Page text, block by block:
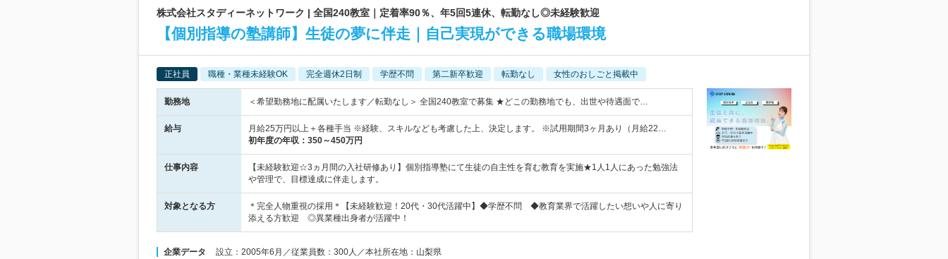
株式会社スタディーネットワーク | 全国240教室｜定着率90％、年5回5連休、転勤なし◎未経験歓迎
【個別指導の塾講師】生徒の夢に伴走｜自己実現ができる職場環境
正社員 職種・業種未経験OK 完全週休2日制 学歴不問 第二新卒歓迎 転勤なし 女性のおしごと掲載中
勤務地 ＜希望勤務地に配属いたします／転勤なし＞ 全国240教室で募集 ★どこの勤務地でも、出世や待遇面で…
給与
月給25万円以上＋各種手当 ※経験、スキルなども考慮した上、決定します。 ※試用期間3ヶ月あり（月給22…
初年度の年収： 350～450万円
仕事内容
【未経験歓迎☆3ヵ月間の入社研修あり】個別指導塾にて生徒の自主性を育む教育を実施★1人1人にあった勉強法
や管理で、目標達成に伴走します。
対象となる方
＊完全人物重視の採用＊【未経験歓迎！20代・30代活躍中】◆学歴不問 ◆教育業界で活躍したい想いや人に寄り
添える方歓迎 ◎異業種出身者が活躍中！
企業データ 設立：2005年6月／従業員数：300人／本社所在地：山梨県